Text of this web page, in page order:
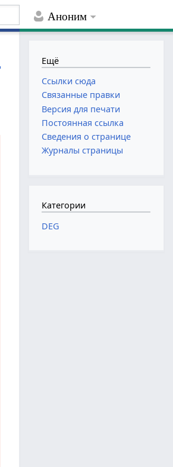
Аноним
Ещё
Ссылки сюда
Связанные правки
Версия для печати
Постоянная ссылка
Сведения о странице
Журналы страницы
Категории
DEG